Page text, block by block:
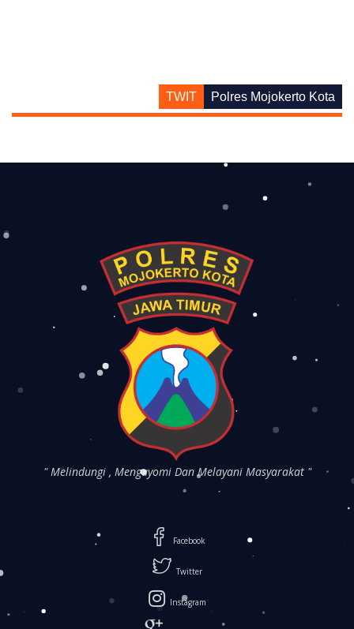
TWIT Polres Mojokerto Kota
" Melindungi , Mengayomi Dan Melayani Masyarakat "
Facebook
Twitter
Instagram